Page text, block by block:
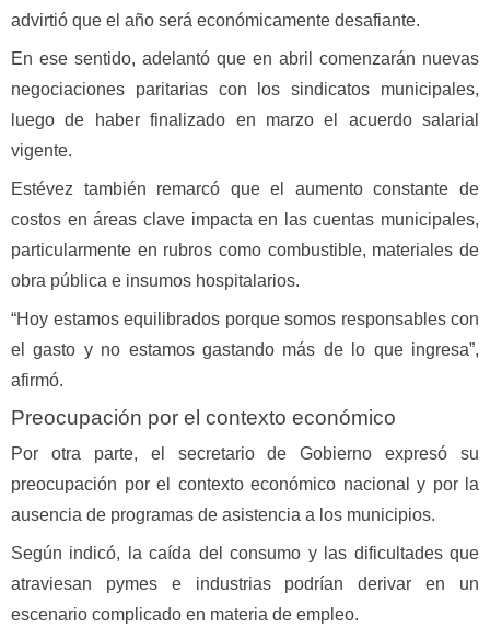
advirtió que el año será económicamente desafiante.
En ese sentido, adelantó que en abril comenzarán nuevas
negociaciones paritarias con los sindicatos municipales,
luego de haber finalizado en marzo el acuerdo salarial
vigente.
Estévez también remarcó que el aumento constante de
costos en áreas clave impacta en las cuentas municipales,
particularmente en rubros como combustible, materiales de
obra pública e insumos hospitalarios.
“Hoy estamos equilibrados porque somos responsables con
el gasto y no estamos gastando más de lo que ingresa”,
afirmó.
Preocupación por el contexto económico
Por otra parte, el secretario de Gobierno expresó su
preocupación por el contexto económico nacional y por la
ausencia de programas de asistencia a los municipios.
Según indicó, la caída del consumo y las dificultades que
atraviesan pymes e industrias podrían derivar en un
escenario complicado en materia de empleo.